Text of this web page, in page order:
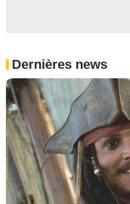
Dernières news